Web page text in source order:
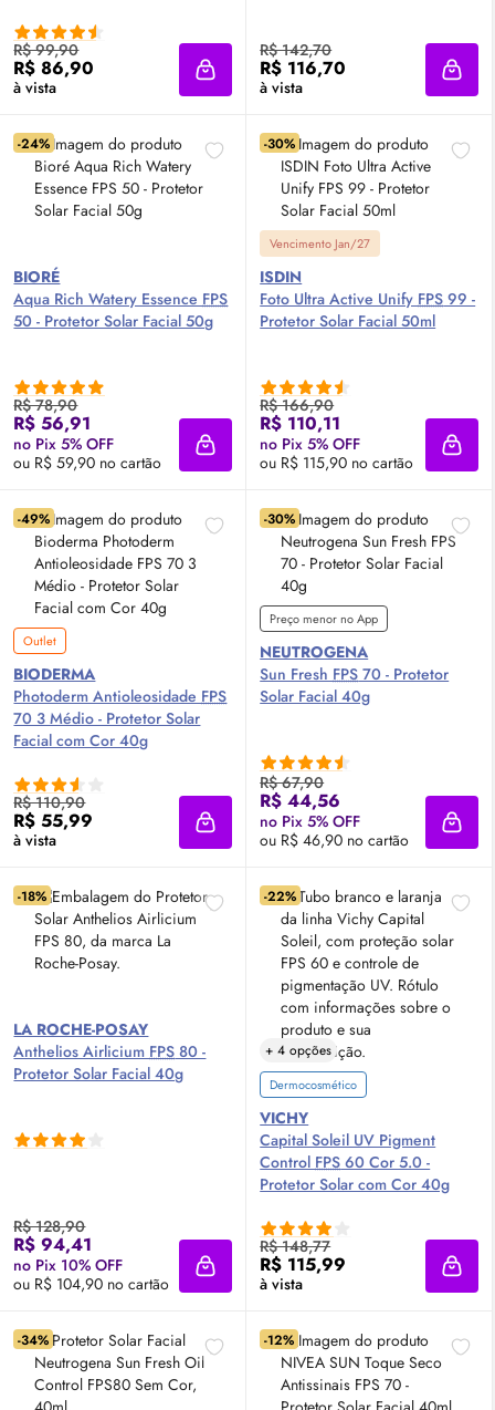
R$ 99,90
R$ 86,90
à vista Adicionar à sacola
R$ 142,70
R$ 116,70
à vista
-24%
BIORÉ
Aqua Rich Watery Essence FPS
50 - Protetor Solar Facial 50g
R$ 78,90
R$ 56,91
no Pix 5% OFF
ou R$ 59,90 no cartão
Adicionar à sacola
-30%
Vencimento Jan/27
ISDIN
Foto Ultra Active Unify FPS 99 -
Protetor Solar Facial 50ml
R$ 166,90
R$ 110,11
no Pix 5% OFF
ou R$ 115,90 no cartão
-49%
Outlet
BIODERMA
Photoderm Antioleosidade FPS
70 3 Médio - Protetor Solar
Facial com Cor 40g
R$ 110,90
R$ 55,99
à vista Adicionar à sacola
-30%
Preço menor no App
NEUTROGENA
Sun Fresh FPS 70 - Protetor
Solar Facial 40g
R$ 67,90
R$ 44,56
no Pix 5% OFF
ou R$ 46,90 no cartão
-18%
LA ROCHE-POSAY
Anthelios Airlicium FPS 80 -
Protetor Solar Facial 40g
R$ 128,90
R$ 94,41
no Pix 10% OFF
ou R$ 104,90 no cartão
Adicionar à sacola
-22%
+ 4 opções
Dermocosmético
VICHY
Capital Soleil UV Pigment
Control FPS 60 Cor 5.0 -
Protetor Solar com Cor 40g
R$ 148,77
R$ 115,99
à vista
-34% -12%